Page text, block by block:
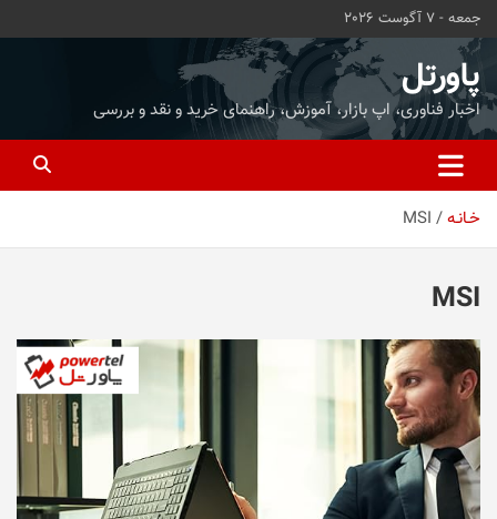
محتوا
بروید
جمعه - 7 آگوست 2026
پاورتل
اخبار فناوری، اپ بازار، آموزش، راهنمای خرید و نقد و بررسی
خـانـه MSI
MSI